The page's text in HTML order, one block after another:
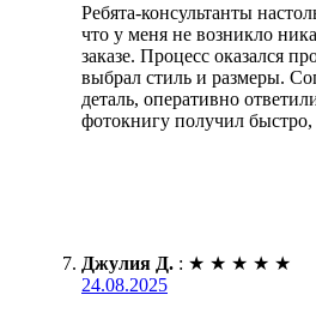
Ребята-консультанты
что у меня не возникло
заказе. Процесс оказался
выбрал стиль и размеры.
деталь, оперативно
фотокнигу получил быстро,
Джулия Д. : ★ ★ ★ ★ ★
24.08.2025